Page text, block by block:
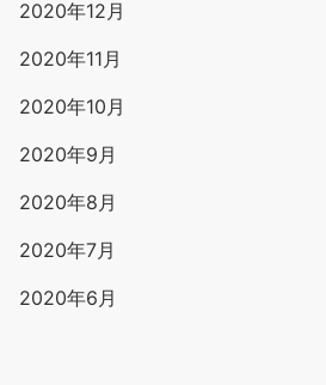
2020年12月
2020年11月
2020年10月
2020年9月
2020年8月
2020年7月
2020年6月